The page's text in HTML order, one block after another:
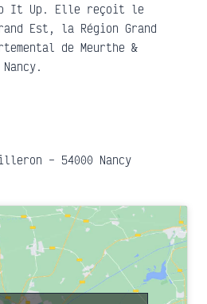
It Up. Elle reçoit le
Est, la Région Grand
de Meurthe &
– 54000 Nancy